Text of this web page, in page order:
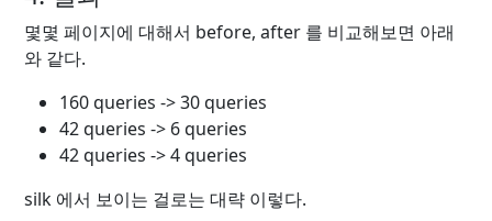
몇몇 페이지에 대해서 before, after 를 비교해보면 아래
와 같다.
160 queries -> 30 queries
42 queries -> 6 queries
42 queries -> 4 queries
silk 에서 보이는 걸로는 대략 이렇다.